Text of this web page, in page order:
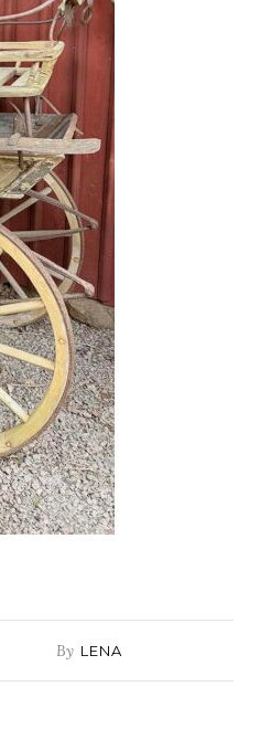
By LENA